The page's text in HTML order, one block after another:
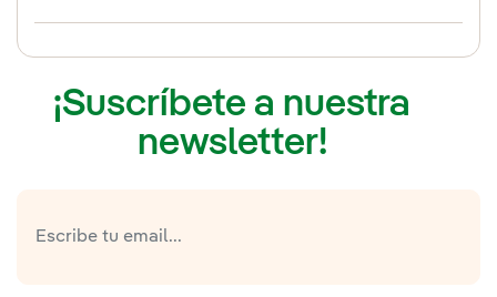
¡Suscríbete a nuestra
newsletter!